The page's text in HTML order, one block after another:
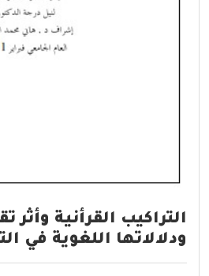
التراكيب القرأنية وأثر
ودلالاتها اللغوية في